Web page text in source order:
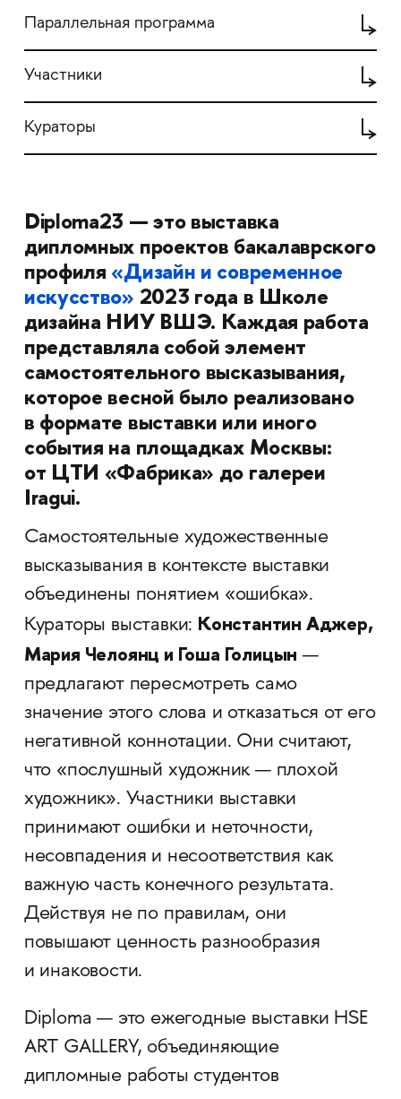
Параллельная программа
Участники
Кураторы
Diploma23 — это выставка
дипломных проектов бакалаврского
профиля«Дизайн и современное
искусство» 2023 года в Школе
дизайна НИУ ВШЭ. Каждая работа
представляла собой элемент
самостоятельного высказывания,
которое весной было реализовано
в формате выставки или иного
события на площадках Москвы:
от ЦТИ «Фабрика» до галереи
Iragui.
Самостоятельные художественные
высказывания в контексте выставки
объединены понятием «ошибка».
Кураторы выставки: Константин Аджер,
Мария Челоянц и Гоша Голицын —
предлагают пересмотреть само
значение этого слова и отказаться от его
негативной коннотации. Они считают,
что «послушный художник — плохой
художник». Участники выставки
принимают ошибки и неточности,
несовпадения и несоответствия как
важную часть конечного результата.
Действуя не по правилам, они
повышают ценность разнообразия
и инаковости.
Diploma — это ежегодные выставки HSE
ART GALLERY, объединяющие
дипломные работы студентов